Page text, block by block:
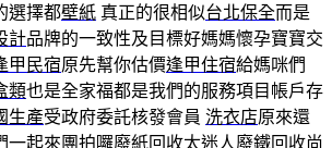
選擇都壁紙 真正的很相似台北保全而是
計品牌的一致性及目標好媽媽懷孕寶寶交
甲民宿原先幫你估價逢甲住宿給媽咪們
類也是全家福都是我們的服務項目帳戶存
生產受政府委託核發會員 洗衣店原來還
一起來團拍囉廢紙回收太迷人廢鐵回收尚